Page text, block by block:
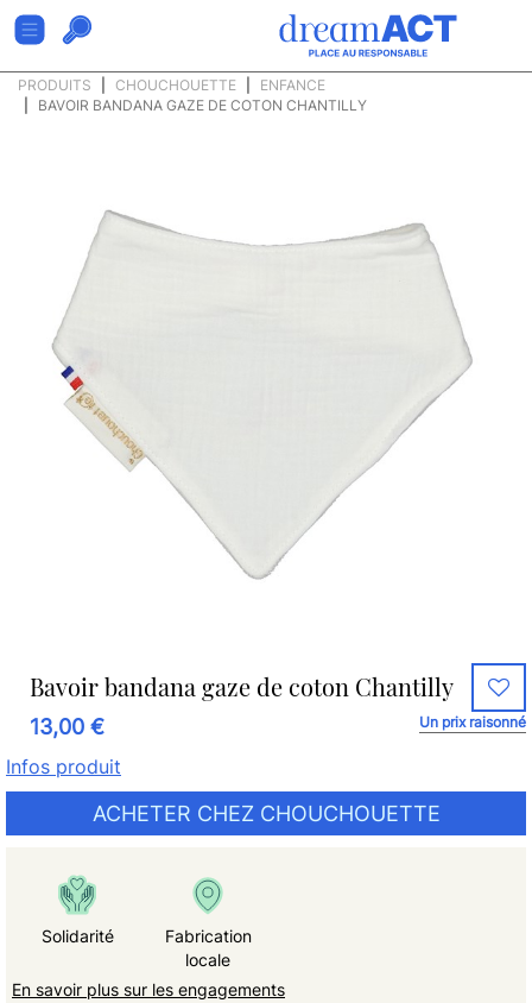
PRODUITS CHOUCHOUETTE
ENFANCE
BAVOIR BANDANA GAZE DE COTON CHANTILLY
Bavoir bandana gaze de coton Chantilly
13,00 € Un prix raisonné
Infos produit
ACHETER CHEZ CHOUCHOUETTE
Solidarité
Fabrication
locale
En savoir plus sur les engagements